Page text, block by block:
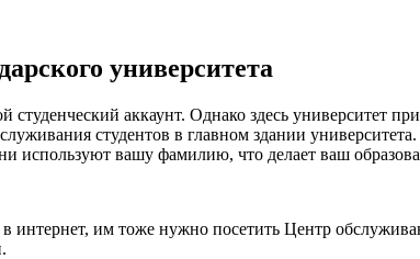
университета
студенческий аккаунт. Однако здесь университет
студентов в главном здании
используют вашу фамилию, что делает ваш
интернет, им тоже нужно посетить Центр